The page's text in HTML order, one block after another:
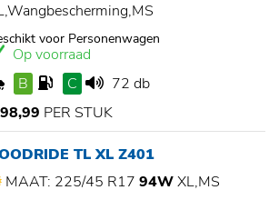
voor Personenwagen
Op voorraad
B
C
72 db
PER STUK
TL XL Z401
MAAT: 225/45 R17 94WXL,MS